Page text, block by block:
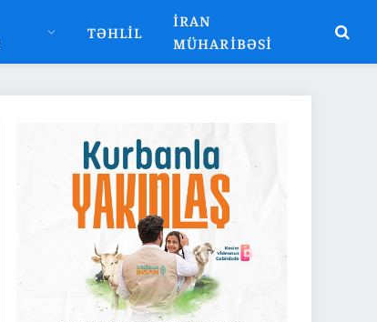
TƏHLIL
İRAN
MÜHARIBƏSI